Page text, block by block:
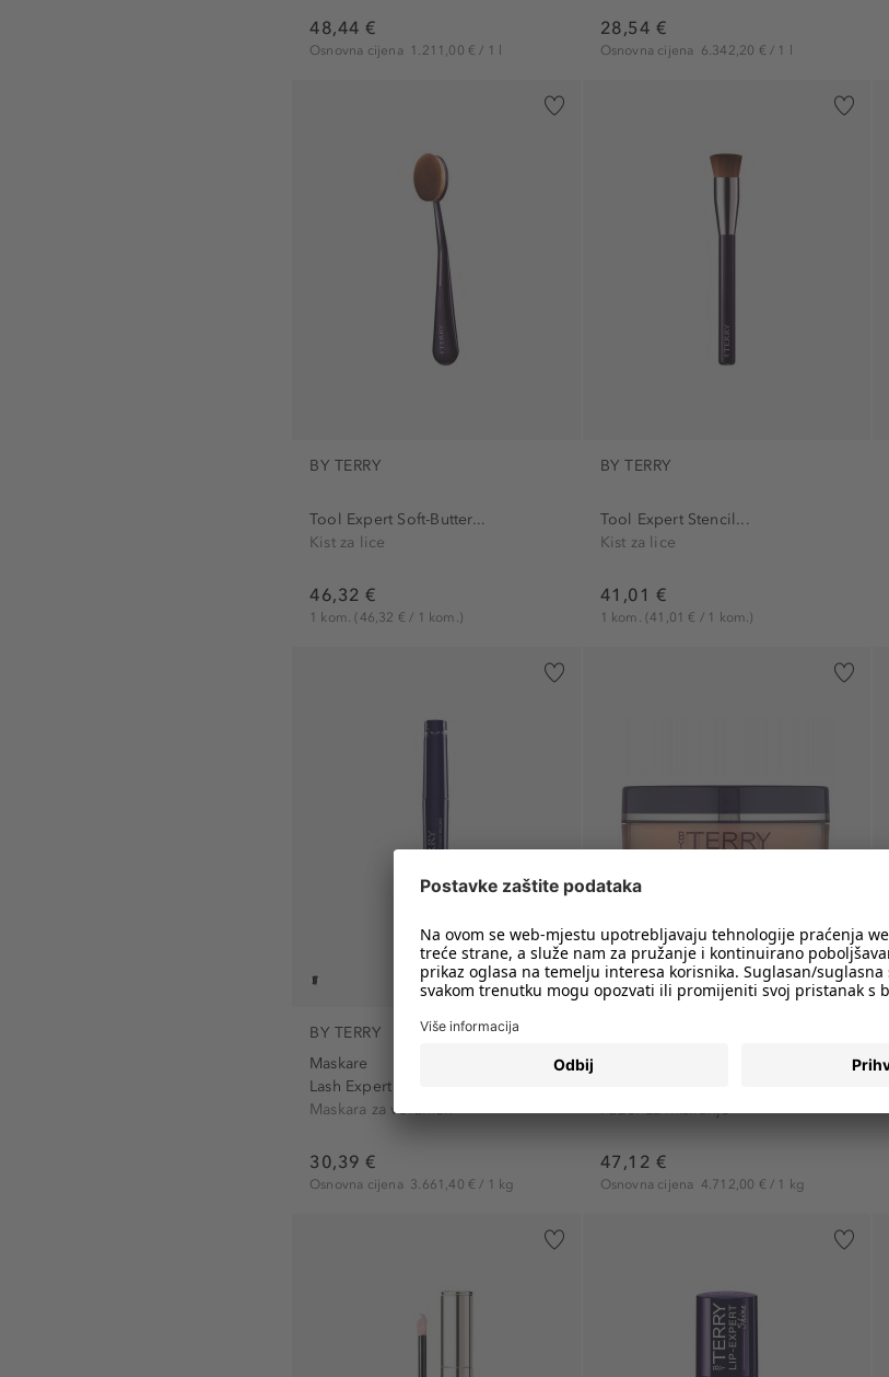
48,44 €
Osnovna cijena 1.211,00 € / 1 l
28,54 €
Osnovna cijena 6.342,20 € / 1 l
BY TERRY
Tool Expert Soft-Butter...
Kist za lice
46,32 €
1 kom.(46,32 € / 1 kom.)
BY TERRY
Tool Expert Stencil...
Kist za lice
41,01 €
1 kom. (41,01 € / 1 kom.)
BY TERRY
Maskare
Lash Expert Twist Brush...
Maskara za volumen
30,39 €
Osnovna cijena 3.661,40 € / 1 kg
Puder za fiksiranje
47,12 €
Osnovna cijena 4.712,00 € / 1 kg